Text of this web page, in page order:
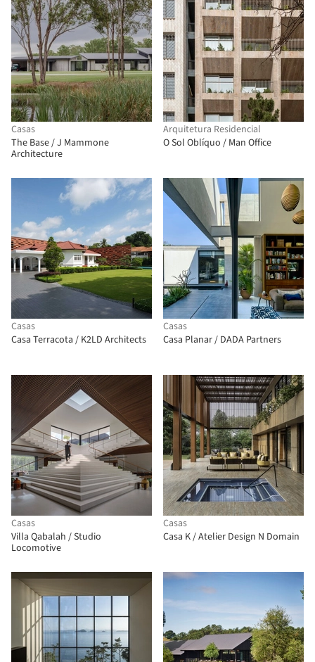
Casas
The Base / J Mammone
Architecture
Arquitetura Residencial
O Sol Oblíquo / Man Office
Casas
Casa Terracota / K2LD Architects
Casas
Casa Planar / DADA Partners
Casas
Villa Qabalah / Studio
Locomotive
Casas
Casa K / Atelier Design N Domain